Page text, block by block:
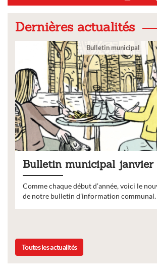
Dernières actualités
Bulletin municipal
Bulletin municipal janvier
Comme chaque début d’année, voici le
de notre bulletin d’information communal.
Toutes les actualités